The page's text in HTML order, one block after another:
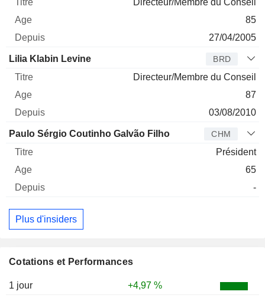
Cotations et Performances
1 jour
+4,97 %
Directeur/Membre du Conseil
85
27/04/2005
Lilia Klabin Levine BRD
Directeur/Membre du Conseil
87
03/08/2010
Paulo Sérgio Coutinho Galvão Filho CHM
Président
65
-
Plus d'insiders